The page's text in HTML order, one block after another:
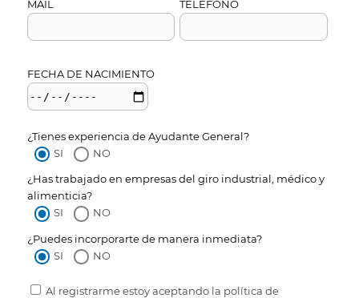
MAIL TELÉFONO
FECHA DE NACIMIENTO
¿Tienes experiencia de Ayudante General?
SI
NO
¿Has trabajado en empresas del giro industrial, médico y
alimenticia?
SI
NO
¿Puedes incorporarte de manera inmediata?
SI
NO
Al registrarme estoy aceptando la política de